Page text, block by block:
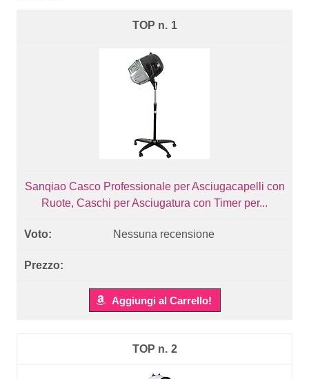
1
Sanqiao Casco Professionale per Asciugacapelli con
Ruote, Caschi per Asciugatura con Timer per...
Nessuna recensione
Aggiungi al Carrello!
2